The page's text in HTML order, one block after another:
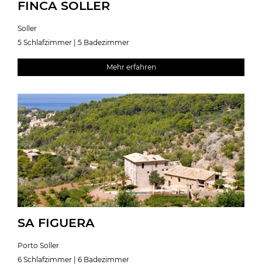
FINCA SOLLER
Soller
5 Schlafzimmer | 5 Badezimmer
Mehr erfahren
SA FIGUERA
Porto Soller
6 Schlafzimmer | 6 Badezimmer